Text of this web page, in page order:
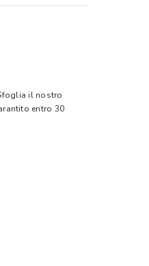
il nostro
entro 30